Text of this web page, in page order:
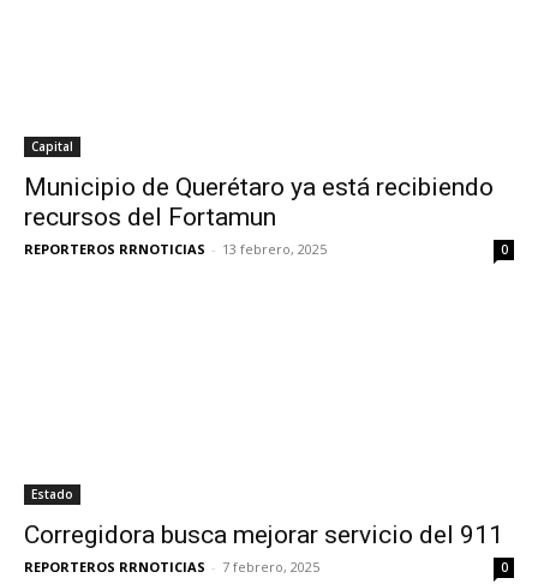
Capital
Municipio de Querétaro ya está recibiendo
recursos del Fortamun
REPORTEROS RRNOTICIAS - 13 febrero, 2025 0
Estado
Corregidora busca mejorar servicio del 911
REPORTEROS RRNOTICIAS - 7 febrero, 2025 0